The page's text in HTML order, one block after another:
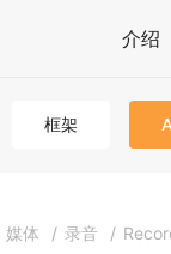
介绍
框架
媒体 / 录音 /